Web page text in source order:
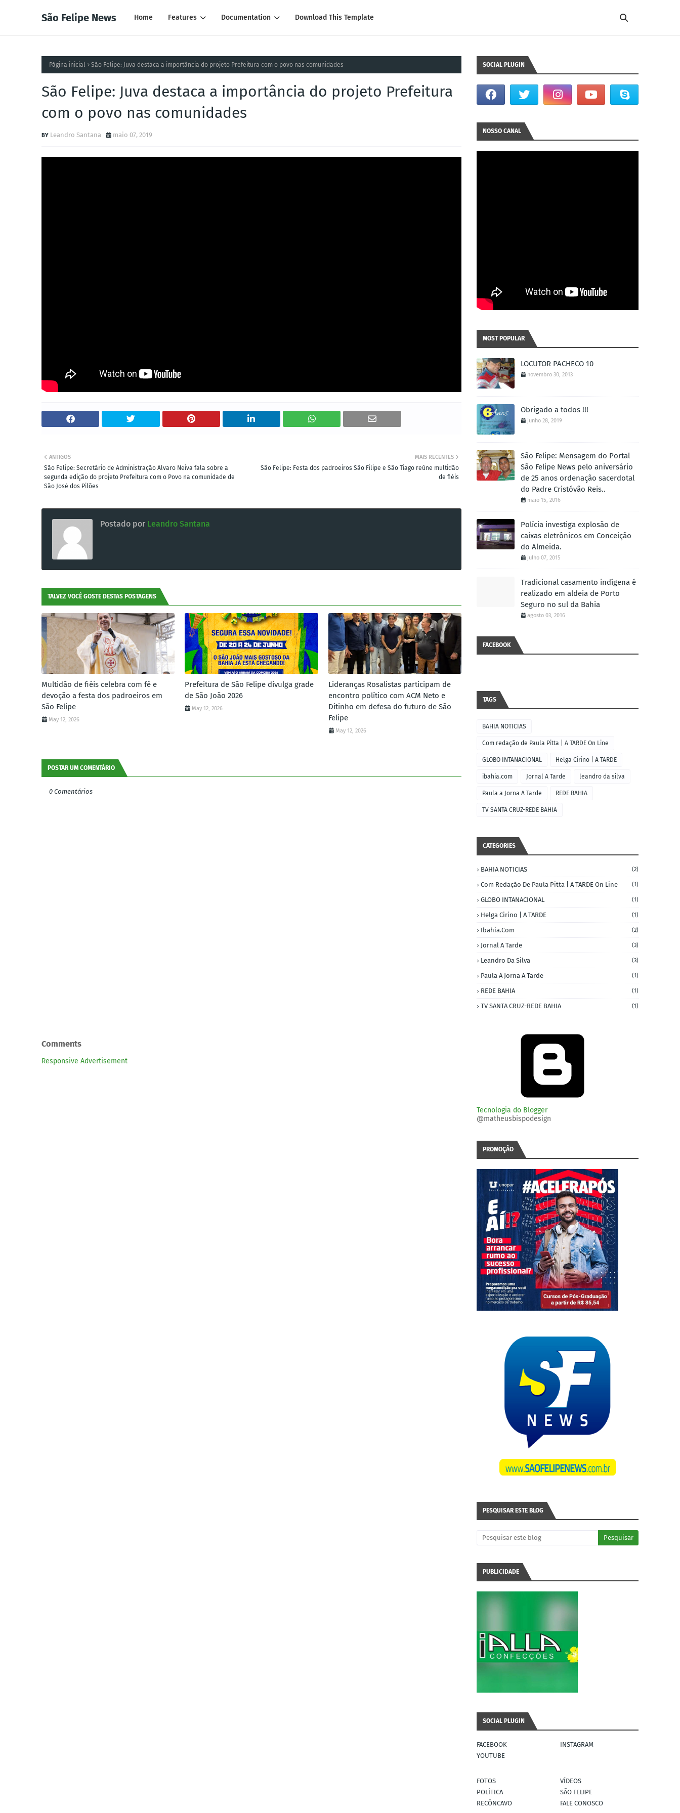
São Felipe News Home Features Documentation Download This Template
Página inicial São Felipe: Juva destaca a importância do projeto Prefeitura com o povo nas comunidades
São Felipe: Juva destaca a importância do projeto Prefeitura
com o povo nas comunidades
Leandro Santana maio 07, 2019
MAIS RECENTES
São Felipe: Festa dos padroeiros São Filipe e São Tiago reúne multidão
de fiéis
ANTIGOS
São Felipe: Secretário de Administração Alvaro Neiva fala sobre a
segunda edição do projeto Prefeitura com o Povo na comunidade de
São José dos Pilões
Postado por Leandro Santana
TALVEZ VOCÊ GOSTE DESTAS POSTAGENS
Multidão de fiéis celebra com fé e
devoção a festa dos padroeiros em
São Felipe
May 12, 2026
Prefeitura de São Felipe divulga grade
de São João 2026
May 12, 2026
Lideranças Rosalistas participam de
encontro político com ACM Neto e
Ditinho em defesa do futuro de São
Felipe
May 12, 2026
POSTAR UM COMENTÁRIO
0 Comentários
Comments
Responsive Advertisement
SOCIAL PLUGIN
NOSSO CANAL
MOST POPULAR
LOCUTOR PACHECO 10
novembro 30, 2013
Obrigado a todos !!!
junho 28, 2019
São Felipe: Mensagem do Portal
São Felipe News pelo aniversário
de 25 anos ordenação sacerdotal
do Padre Cristóvão Reis..
maio 15, 2016
Polícia investiga explosão de
caixas eletrônicos em Conceição
do Almeida.
julho 07, 2015
Tradicional casamento indígena é
realizado em aldeia de Porto
Seguro no sul da Bahia
agosto 03, 2016
FACEBOOK
TAGS
BAHIA NOTICIAS
Com redação de Paula Pitta | A TARDE On Line
GLOBO INTANACIONAL Helga Cirino | A TARDE
ibahia.com Jornal A Tarde leandro da silva
Paula a Jorna A Tarde REDE BAHIA
TV SANTA CRUZ-REDE BAHIA
CATEGORIES
BAHIA NOTICIAS (2)
Com Redação De Paula Pitta | A TARDE On Line (1)
GLOBO INTANACIONAL (1)
Helga Cirino | A TARDE (1)
Ibahia.com (2)
Jornal A Tarde (3)
Leandro Da Silva (3)
Paula A Jorna A Tarde (1)
REDE BAHIA (1)
TV SANTA CRUZ-REDE BAHIA (1)
Tecnologia do Blogger
@matheusbispodesign
PROMOÇÃO
PESQUISAR ESTE BLOG
PUBLICIDADE
SOCIAL PLUGIN
FACEBOOK
INSTAGRAM
YOUTUBE
FOTOS
VÍDEOS
POLÍTICA
SÃO FELIPE
RECÔNCAVO
FALE CONOSCO